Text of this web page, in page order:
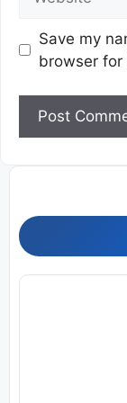
Save my
browser for